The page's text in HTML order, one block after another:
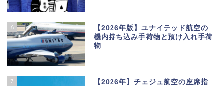
6
【2026年版】ユナイテッド航空の
機内持ち込み手荷物と預け入れ手荷
物
7
【2026年】チェジュ航空の座席指